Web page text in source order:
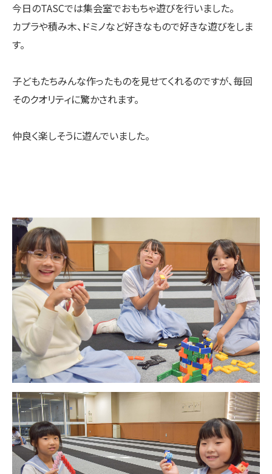
今日のTASCでは集会室でおもちゃ遊びを行いました。
カプラや積み木、ドミノなど好きなもので好きな遊びをしま
す。
子どもたちみんな作ったものを見せてくれるのですが、毎回
そのクオリティに驚かされます。
仲良く楽しそうに遊んでいました。